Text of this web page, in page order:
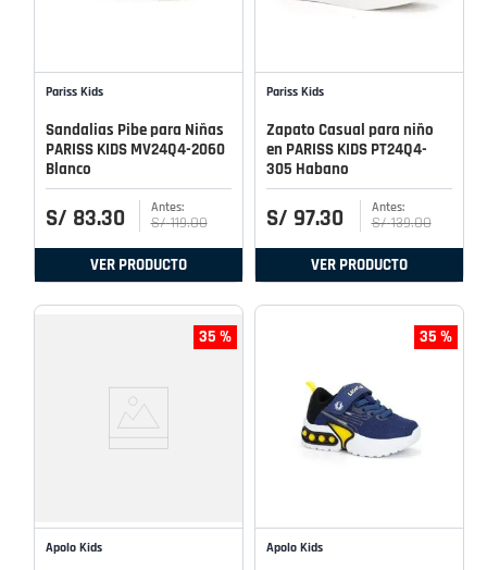
Pariss Kids
Sandalias Pibe para Niñas
PARISS KIDS MV24Q4-2060
Blanco
S/ 83.30 S/ 119.00
VER PRODUCTO
Pariss Kids
Zapato Casual para niño
en PARISS KIDS PT24Q4-
305 Habano
S/ 97.30 S/ 139.00
VER PRODUCTO
35 %
Apolo Kids
35 %
Apolo Kids